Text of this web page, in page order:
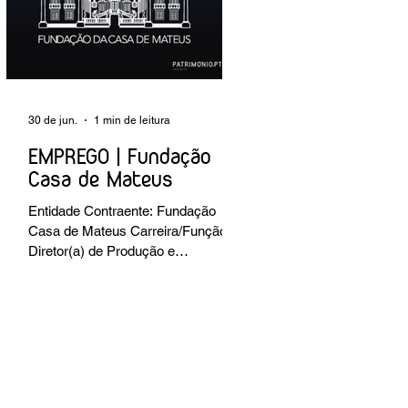
preventiva; produção de fichas de
tratamento e registo fotográfico das
intervenções; apoio a exposições i
EMPREGO | Fundação
Casa de Mateus
Entidade Contraente: Fundação
Casa de Mateus Carreira/Função:
Diretor(a) de Produção e
30 de jun. 1 min de leitura